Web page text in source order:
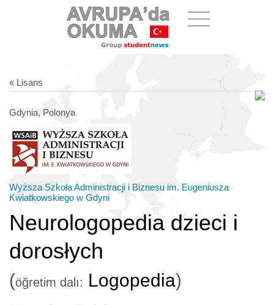
« Lisans
Gdynia, Polonya
Wyższa Szkoła Administracji i Biznesu im. Eugeniusza
Kwiatkowskiego w Gdyni
Neurologopedia dzieci i
dorosłych
(öğretim dalı: Logopedia)